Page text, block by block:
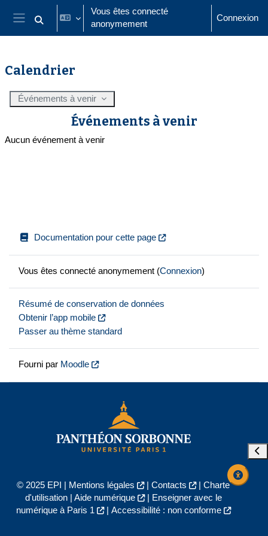
Passer au contenu principal
Panneau latéral
Activer/désactiver la saisie de recherche
Vous êtes connecté
anonymement
Connexion
Calendrier
Événements à venir
Événements à venir
Aucun événement à venir
Documentation pour cette page
Vous êtes connecté anonymement (Connexion)
Résumé de conservation de données
Obtenir l’app mobile
Passer au thème standard
Fourni par Moodle
© 2025 EPI | Mentions légales | Contacts | Charte
d'utilisation| Aide numérique |
Enseigner avec le
numérique à Paris 1
| Accessibilité : non conforme